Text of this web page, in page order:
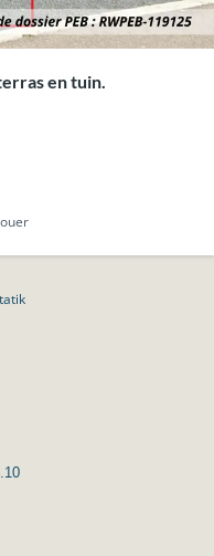
en tuin.